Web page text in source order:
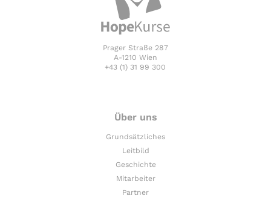
Prager Straße 287
A-1210 Wien
+43 (1) 31 99 300
Über uns
Grundsätzliches
Leitbild
Geschichte
Mitarbeiter
Partner